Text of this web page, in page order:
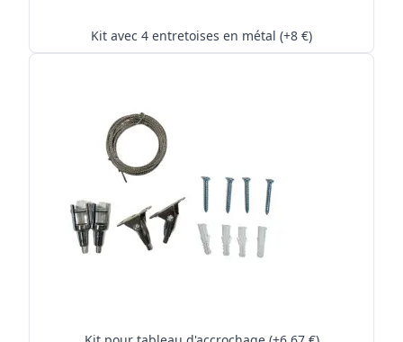
Kit avec 4 entretoises en métal (+8 €)